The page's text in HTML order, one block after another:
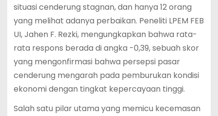
situasi cenderung stagnan, dan hanya 12 orang
yang melihat adanya perbaikan. Peneliti LPEM FEB
UI, Jahen F. Rezki, mengungkapkan bahwa rata-
rata respons berada di angka -0,39, sebuah skor
yang mengonfirmasi bahwa persepsi pasar
cenderung mengarah pada pemburukan kondisi
ekonomi dengan tingkat kepercayaan tinggi.
Salah satu pilar utama yang memicu kecemasan